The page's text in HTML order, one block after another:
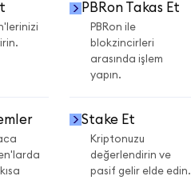
PBRon Takas Et
PBRon ile
blokzincirleri
arasında işlem
yapın.
Stake Et
Kriptonuzu
değerlendirin ve
pasif gelir elde edin.